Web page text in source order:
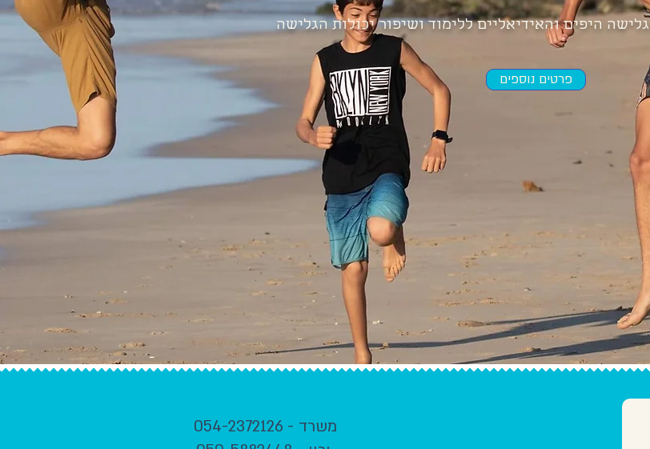
היפים והאידיאליים ללימוד ושיפור יכולות הגלישה
פרטים נוספים
משרד - 054-2372126